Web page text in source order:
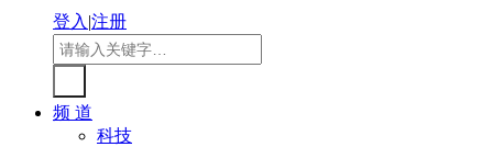
登入|注册
频 道
科技